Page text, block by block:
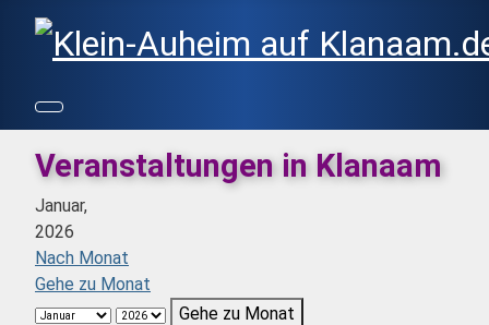
Veranstaltungen in Klanaam
Januar,
2026
Nach Monat
Gehe zu Monat
Gehe zu Monat